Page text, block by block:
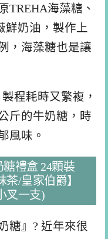
TREHA海藻糖、
鮮奶油，製作上
，海藻糖也是讓
程耗時又繁複，
斤的牛奶糖，時
風味。
禮盒 24顆裝
茶/皇家伯爵】
叉一支)
糖』? 近年來很